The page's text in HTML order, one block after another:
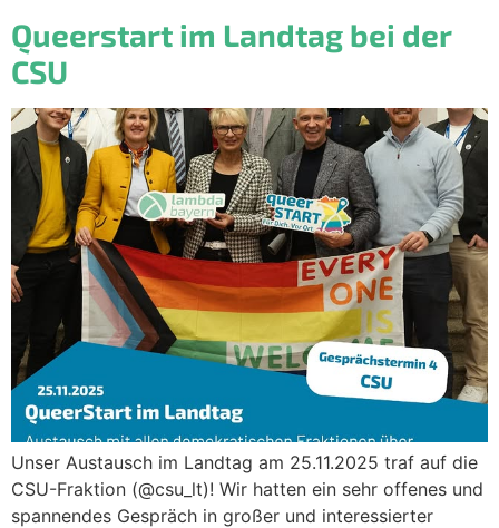
Queerstart im Landtag bei der
CSU
Unser Austausch im Landtag am 25.11.2025 traf auf die
CSU-Fraktion (@csu_lt)! Wir hatten ein sehr offenes und
spannendes Gespräch in großer und interessierter